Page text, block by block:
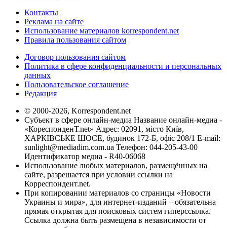
Контакты
Реклама на сайте
Использование материалов korrespondent.net
Правила пользования сайтом
Договор пользования сайтом
Политика в сфере конфиденциальности и персональных
данных
Пользовательское соглашение
Редакция
© 2000-2026, Korrespondent.net
Субъект в сфере онлайн-медиа Название онлайн-медиа -
«КореспонденТ.net» Адрес: 02091, місто Київ,
ХАРКІВСЬКЕ ШОСЕ, будинок 172-Б, офіс 208/1 E-mail:
sunlight@mediadim.com.ua Телефон: 044-205-43-00
Идентификатор медиа - R40-06068
Использование любых материалов, размещённых на
сайте, разрешается при условии ссылки на
Корреспондент.net.
При копировании материалов со страницы «Новости
Украины и мира», для интернет-изданий – обязательна
прямая открытая для поисковых систем гиперссылка.
Ссылка должна быть размещена в независимости от